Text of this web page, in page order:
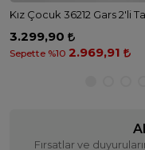
3.299,90
Sepette %10 2.969,91
Fırsatlar ve